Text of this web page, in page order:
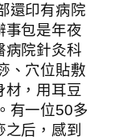
還印有病院
事包是年夜
病院針灸科
、穴位貼敷
材，用耳豆
有一位50多
后，感到